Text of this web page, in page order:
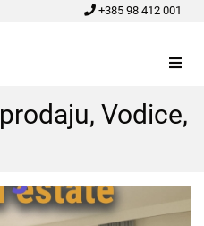
+385 98 412 001
Menu
Vodice,